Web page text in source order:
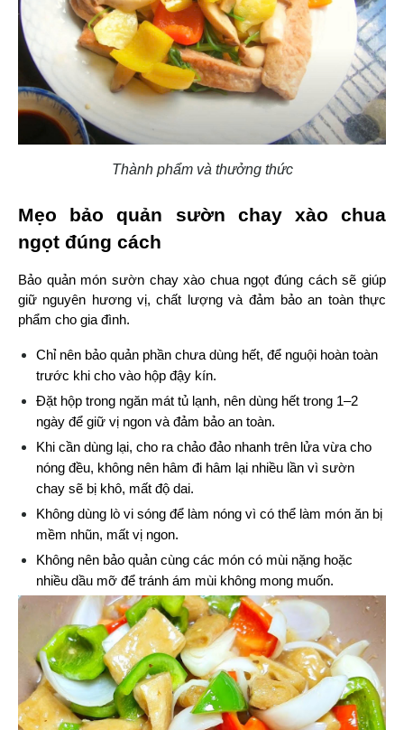
Thành phẩm và thưởng thức
Mẹo bảo quản sườn chay xào chua
ngọt đúng cách
Bảo quản món sườn chay xào chua ngọt đúng cách sẽ giúp
giữ nguyên hương vị, chất lượng và đảm bảo an toàn thực
phẩm cho gia đình.
Chỉ nên bảo quản phần chưa dùng hết, để nguội hoàn toàn
trước khi cho vào hộp đậy kín.
Đặt hộp trong ngăn mát tủ lạnh, nên dùng hết trong 1–2
ngày để giữ vị ngon và đảm bảo an toàn.
Khi cần dùng lại, cho ra chảo đảo nhanh trên lửa vừa cho
nóng đều, không nên hâm đi hâm lại nhiều lần vì sườn
chay sẽ bị khô, mất độ dai.
Không dùng lò vi sóng để làm nóng vì có thể làm món ăn bị
mềm nhũn, mất vị ngon.
Không nên bảo quản cùng các món có mùi nặng hoặc
nhiều dầu mỡ để tránh ám mùi không mong muốn.